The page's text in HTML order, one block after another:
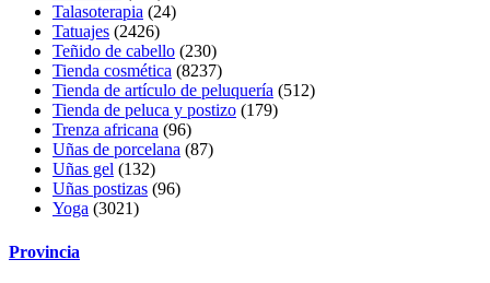
Talasoterapia (24)
Tatuajes (2426)
Teñido de cabello (230)
Tienda cosmética (8237)
Tienda de artículo de peluquería (512)
Tienda de peluca y postizo (179)
Trenza africana (96)
Uñas de porcelana (87)
Uñas gel (132)
Uñas postizas (96)
Yoga (3021)
Provincia